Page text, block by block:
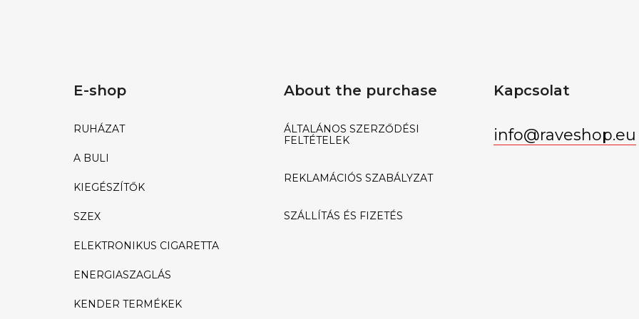
E-shop
RUHÁZAT
A BULI
KIEGÉSZÍTŐK
SZEX
ELEKTRONIKUS CIGARETTA
ENERGIASZAGLÁS
KENDER TERMÉKEK
About the purchase
ÁLTALÁNOS SZERZŐDÉSI
FELTÉTELEK
REKLAMÁCIÓS SZABÁLYZAT
SZÁLLÍTÁS ÉS FIZETÉS
Kapcsolat
info@raveshop.eu